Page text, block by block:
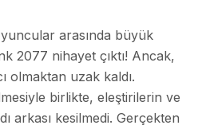
arasında büyük
2077 nihayet çıktı! Ancak,
olmaktan uzak kaldı.
birlikte, eleştirilerin ve
arkası kesilmedi. Gerçekten